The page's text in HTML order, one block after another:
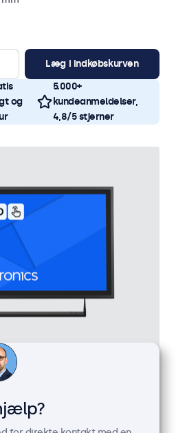
Læg i indkøbskurven
og
5.000+
kundeanmeldelser,
4,8/5 stjerner
Metal